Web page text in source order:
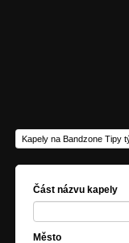
Kapely na Bandzone Tipy
Část názvu kapely
Město